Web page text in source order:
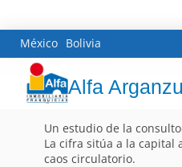
México Bolivia
Alfa
Un estudio de la
La cifra sitúa a la capital
caos circulatorio.